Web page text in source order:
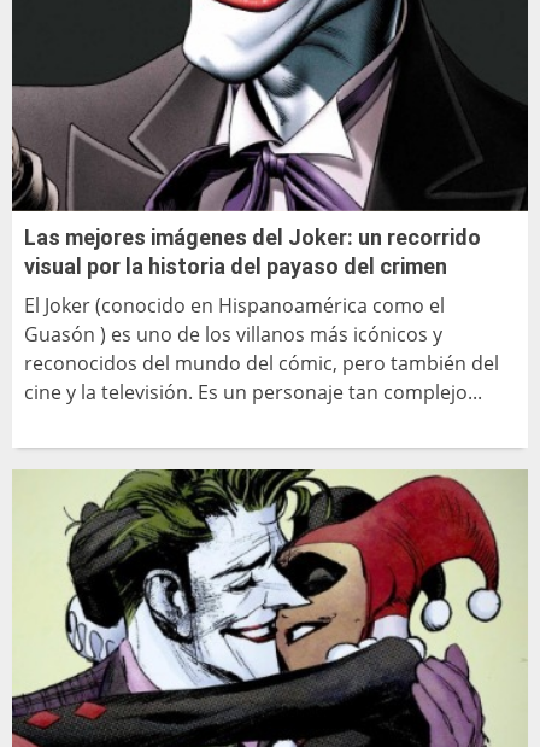
Las mejores imágenes del Joker: un recorrido
visual por la historia del payaso del crimen
El Joker (conocido en Hispanoamérica como el
Guasón ) es uno de los villanos más icónicos y
reconocidos del mundo del cómic, pero también del
cine y la televisión. Es un personaje tan complejo...